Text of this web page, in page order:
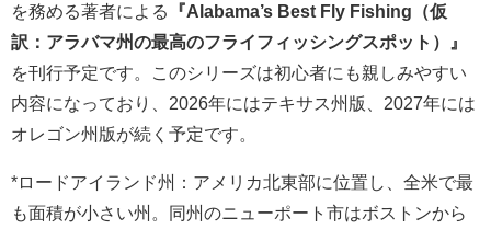
を務める著者による
『Alabama’s Best Fly Fishing（仮
訳：アラバマ州の最高のフライフィッシングスポット）』
を刊行予定です。このシリーズは初心者にも親しみやすい
内容になっており、2026年にはテキサス州版、2027年には
オレゴン州版が続く予定です。
*ロードアイランド州：アメリカ北東部に位置し、全米で最
も面積が小さい州。同州のニューポート市はボストンから